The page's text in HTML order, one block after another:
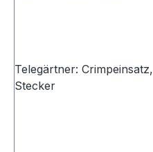
Telegärtner: Crimpeinsatz, für ST/SC und IP67
Stecker